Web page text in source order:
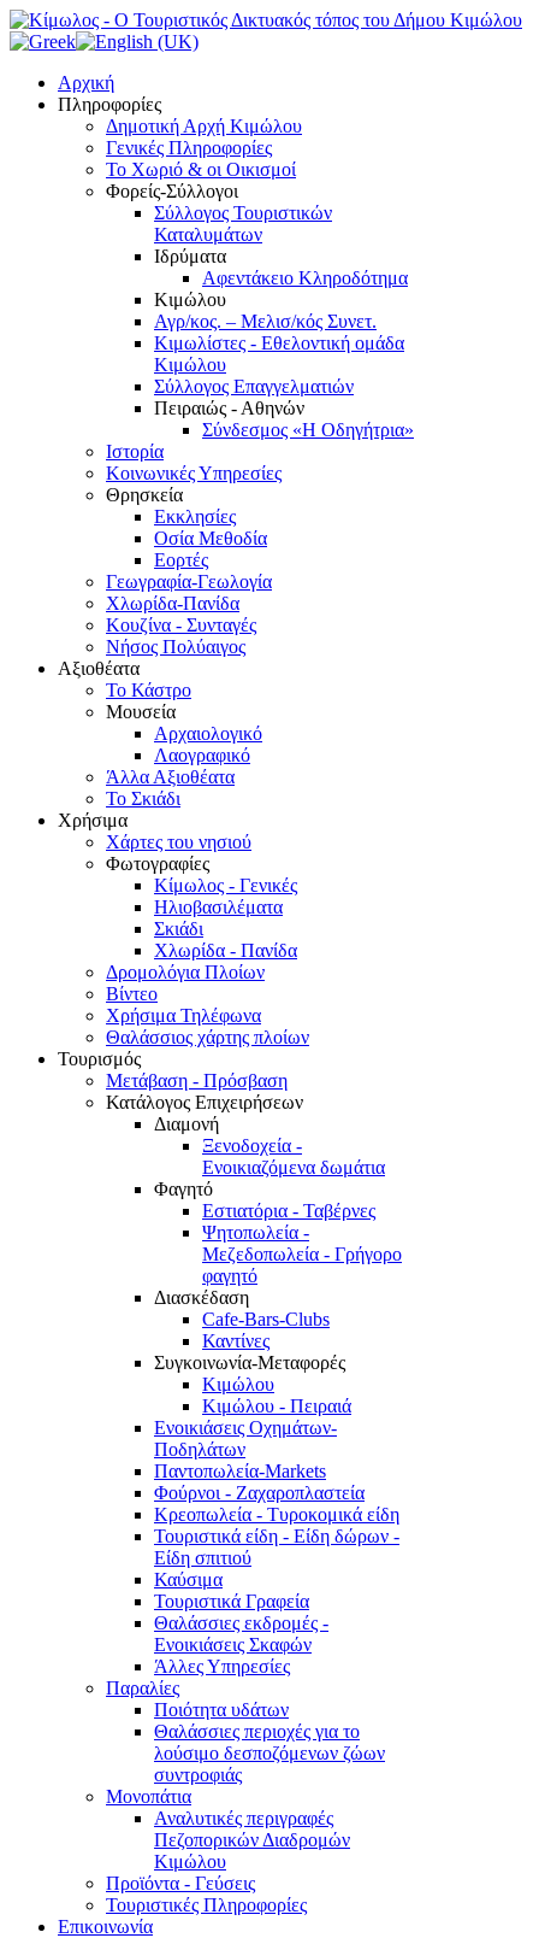
Αρχική
Πληροφορίες
Δημοτική Αρχή Κιμώλου
Γενικές Πληροφορίες
Το Xωριό & οι Οικισμοί
Φορείς-Σύλλογοι
Σύλλογος Τουριστικών
Καταλυμάτων
Ιδρύματα
Αφεντάκειο Κληροδότημα
Κιμώλου
Αγρ/κος. – Μελισ/κός Συνετ.
Κιμωλίστες - Εθελοντική ομάδα
Κιμώλου
Σύλλογος Επαγγελματιών
Πειραιώς - Αθηνών
Σύνδεσμος «Η Οδηγήτρια»
Ιστορία
Κοινωνικές Υπηρεσίες
Θρησκεία
Εκκλησίες
Οσία Μεθοδία
Εορτές
Γεωγραφία-Γεωλογία
Χλωρίδα-Πανίδα
Κουζίνα - Συνταγές
Νήσος Πολύαιγος
Αξιοθέατα
Το Κάστρο
Μουσεία
Αρχαιολογικό
Λαογραφικό
Άλλα Αξιοθέατα
Το Σκιάδι
Χρήσιμα
Χάρτες του νησιού
Φωτογραφίες
Κίμωλος - Γενικές
Ηλιοβασιλέματα
Σκιάδι
Χλωρίδα - Πανίδα
Δρομολόγια Πλοίων
Βίντεο
Χρήσιμα Τηλέφωνα
Θαλάσσιος χάρτης πλοίων
Τουρισμός
Μετάβαση - Πρόσβαση
Κατάλογος Επιχειρήσεων
Διαμονή
Ξενοδοχεία -
Ενοικιαζόμενα δωμάτια
Φαγητό
Εστιατόρια - Ταβέρνες
Ψητοπωλεία -
Μεζεδοπωλεία - Γρήγορο
φαγητό
Διασκέδαση
Cafe-Bars-Clubs
Καντίνες
Συγκοινωνία-Μεταφορές
Κιμώλου
Κιμώλου - Πειραιά
Ενοικιάσεις Οχημάτων-
Ποδηλάτων
Παντοπωλεία-Markets
Φούρνοι - Ζαχαροπλαστεία
Κρεοπωλεία - Τυροκομικά είδη
Τουριστικά είδη - Είδη δώρων -
Είδη σπιτιού
Καύσιμα
Τουριστικά Γραφεία
Θαλάσσιες εκδρομές -
Ενοικιάσεις Σκαφών
Άλλες Υπηρεσίες
Παραλίες
Ποιότητα υδάτων
Θαλάσσιες περιοχές για το
λούσιμο δεσποζόμενων ζώων
συντροφιάς
Μονοπάτια
Αναλυτικές περιγραφές
Πεζοπορικών Διαδρομών
Κιμώλου
Προϊόντα - Γεύσεις
Τουριστικές Πληροφορίες
Επικοινωνία